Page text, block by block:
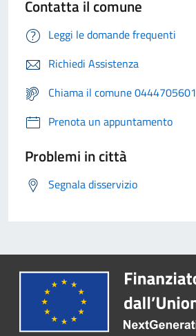
Contatta il comune
Leggi le domande frequenti
Richiedi Assistenza
Chiama il comune 0444705601
Prenota un appuntamento
Problemi in città
Segnala disservizio